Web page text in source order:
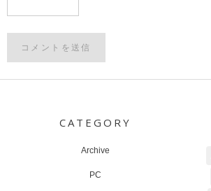
CATEGORY
Archive
PC